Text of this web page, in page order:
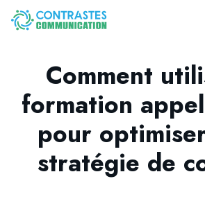
Comment
formation
pour
stratégie de